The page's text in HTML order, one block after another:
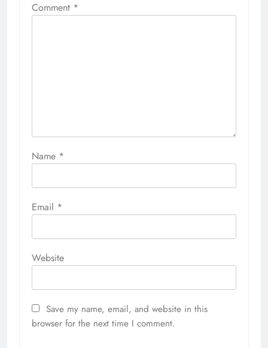
Comment *
Name *
Email *
Website
Save my name, email, and website in this
browser for the next time I comment.